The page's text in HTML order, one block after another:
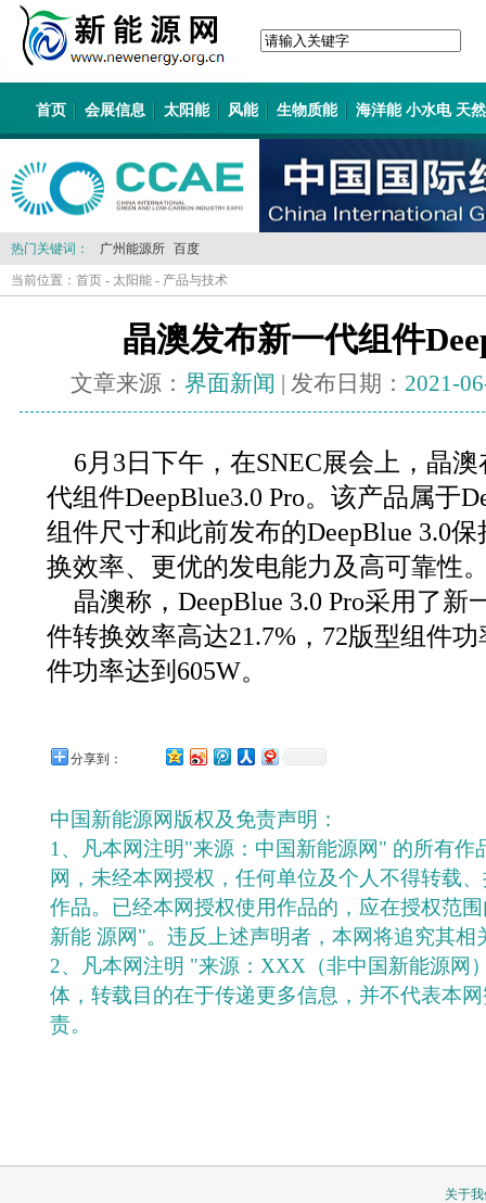
首页 会展信息 太阳能 风能 生物质能 海洋能 小水电 天
热门关键词： 广州能源所 百度
当前位置： 首页 - 太阳能 - 产品与技术
晶澳发布新一代组件
文章来源： 界面新闻 | 发布日期： 2021-
6月3日下午，在SNEC展会上，晶
代组件DeepBlue3.0 Pro。该产品属于
组件尺寸和此前发布的DeepBlue 3.0
换效率、更优的发电能力及高可靠性
晶澳称，DeepBlue 3.0 Pro采用了
件转换效率高达21.7%，72版型组件
件功率达到605W。
分享到：
中国新能源网版权及免责声明：
1、凡本网注明"来源：中国新能源网" 的所有作
网，未经本网授权，任何单位及个人不得转载
作品。已经本网授权使用作品的，应在授权范
新能 源网"。违反上述声明者，本网将追究其相
2、凡本网注明 "来源：XXX（非中国新能源网
体，转载目的在于传递更多信息，并不代表本
责。
关于